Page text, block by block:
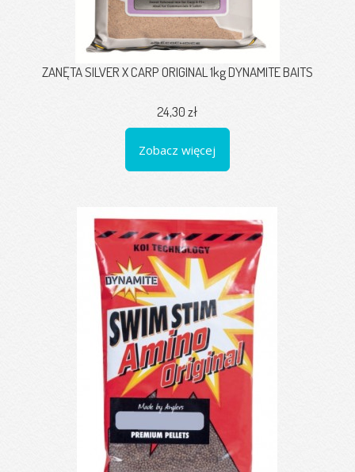
ZANĘTA SILVER X CARP ORIGINAL 1kg DYNAMITE BAITS
24,30 zł
Zobacz więcej